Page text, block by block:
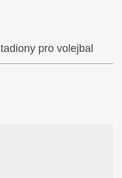
pro volejbal